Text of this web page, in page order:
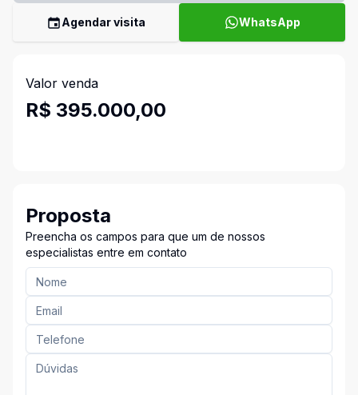
Agendar visita WhatsApp
Valor venda
R$ 395.000,00
Proposta
Preencha os campos para que um de nossos
especialistas entre em contato